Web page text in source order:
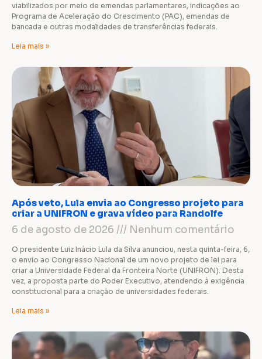
viabilizados por meio de emendas parlamentares, indicações ao
Programa de Aceleração do Crescimento (PAC), emendas de
bancada e outras modalidades de transferências federais.
Leia mais »
Após veto, Lula envia ao Congresso projeto para
criar a UNIFRON e grava vídeo para Randolfe
6 de agosto de 2026 Nenhum comentário
O presidente Luiz Inácio Lula da Silva anunciou, nesta quinta-feira, 6,
o envio ao Congresso Nacional de um novo projeto de lei para
criar a Universidade Federal da Fronteira Norte (UNIFRON). Desta
vez, a proposta parte do Poder Executivo, atendendo à exigência
constitucional para a criação de universidades federais.
Leia mais »